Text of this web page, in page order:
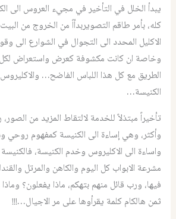
يبدأ الخلل في التأخير في مجيء العروس الى
كله، بأمر طاقم التصويربدأاً من الخروج من
الاكليل المحدد الى التجوال في الشوارع الى
وخاصة ان كانت مكشوفة كعرض واستعراض
الطريق مع كل هذا اللباس الفاضح…
الكنيسة…
تأخيراً مبتذلاً للخدمة لالتقاط المزيد من
وأكثر، وهي إساءة الى الكنيسة كمفهوم روحي
واساءة الى الاكليروس وخدم الكنيسة،
مشرعة الابواب كل اليوم والكاهن والمرتل
فيها، ورب قائل منهم بتهكم، ماذا يفعلون؟
ثمن هالكام كلمة يقرأوها على مر الاجيال…!!!